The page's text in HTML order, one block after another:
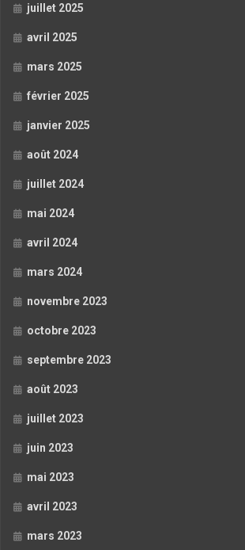
juillet 2025
avril 2025
mars 2025
février 2025
janvier 2025
août 2024
juillet 2024
mai 2024
avril 2024
mars 2024
novembre 2023
octobre 2023
septembre 2023
août 2023
juillet 2023
juin 2023
mai 2023
avril 2023
mars 2023